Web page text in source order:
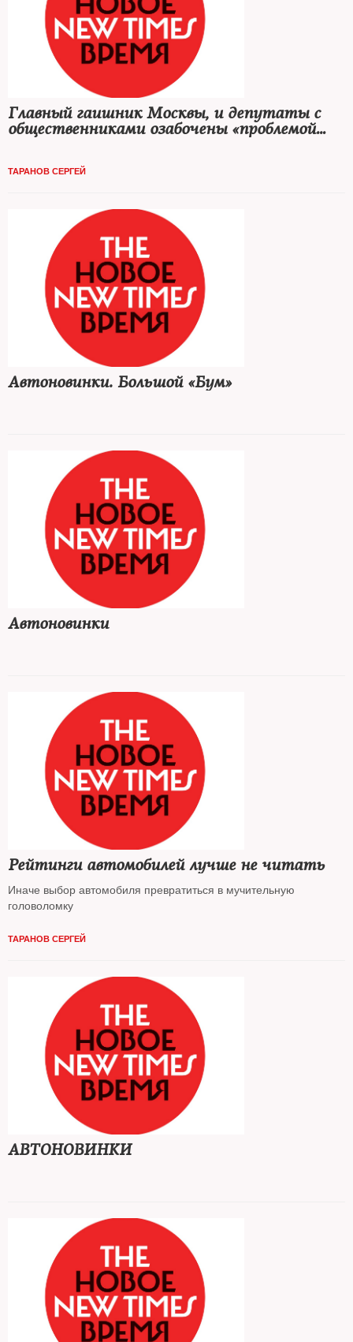
Главный гаишник Москвы, и депутаты с
общественниками озабочены «проблемой
ТАРАНОВ СЕРГЕЙ
Автоновинки. Большой «Бум»
Автоновинки
Рейтинги автомобилей лучше не читать
Иначе выбор автомобиля превратиться в мучительную
головоломку
ТАРАНОВ СЕРГЕЙ
АВТОНОВИНКИ